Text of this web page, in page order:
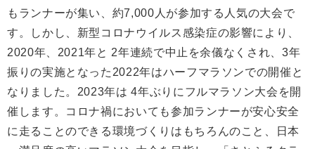
もランナーが集い、約7,000人が参加する人気の大会で
す。しかし、新型コロナウイルス感染症の影響により、
2020年、2021年と 2年連続で中止を余儀なくされ、3年
振りの実施となった2022年はハーフマラソンでの開催と
なりました。2023年は 4年ぶりにフルマラソン大会を開
催します。コロナ禍においても参加ランナーが安心安全
に走ることのできる環境づくりはもちろんのこと、日本